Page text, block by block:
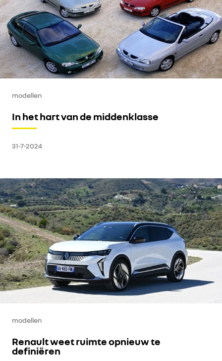
modellen
In het hart van de middenklasse
31-7-2024
modellen
Renault weet ruimte opnieuw te
definiëren